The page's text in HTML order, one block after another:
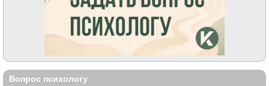
Вопрос психологу